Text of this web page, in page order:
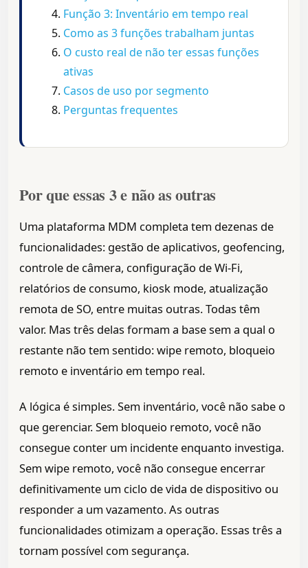
Função 3: Inventário em tempo real
Como as 3 funções trabalham juntas
O custo real de não ter essas funções
ativas
Casos de uso por segmento
Perguntas frequentes
Por que essas 3 e não as outras
Uma plataforma MDM completa tem dezenas de
funcionalidades: gestão de aplicativos, geofencing,
controle de câmera, configuração de Wi-Fi,
relatórios de consumo, kiosk mode, atualização
remota de SO, entre muitas outras. Todas têm
valor. Mas três delas formam a base sem a qual o
restante não tem sentido: wipe remoto, bloqueio
remoto e inventário em tempo real.
A lógica é simples. Sem inventário, você não sabe o
que gerenciar. Sem bloqueio remoto, você não
consegue conter um incidente enquanto investiga.
Sem wipe remoto, você não consegue encerrar
definitivamente um ciclo de vida de dispositivo ou
responder a um vazamento. As outras
funcionalidades otimizam a operação. Essas três a
tornam possível com segurança.